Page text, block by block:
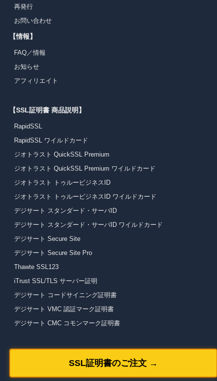
再発行
お問い合わせ
【情報】
FAQ／情報
お知らせ
アフィリエイト
【SSL証明書 商品説明】
RapidSSL
RapidSSL ワイルドカード
ジオトラスト QuickSSL Premium
ジオトラスト QuickSSL Premium ワイルドカード
ジオトラスト トゥルービジネスID
ジオトラスト トゥルービジネスID ワイルドカード
デジサート スタンダード・サーバID
デジサート スタンダード・サーバID ワイルドカード
デジサート Secure Site
デジサート Secure Site Pro
Thawte SSL123
iTrust SSL/TLS サーバー証明
デジサート コードサイニング証明書
デジサート VMC 認証マーク証明書
デジサート CMC コモンマーク証明書
SSL証明書のご注文 →